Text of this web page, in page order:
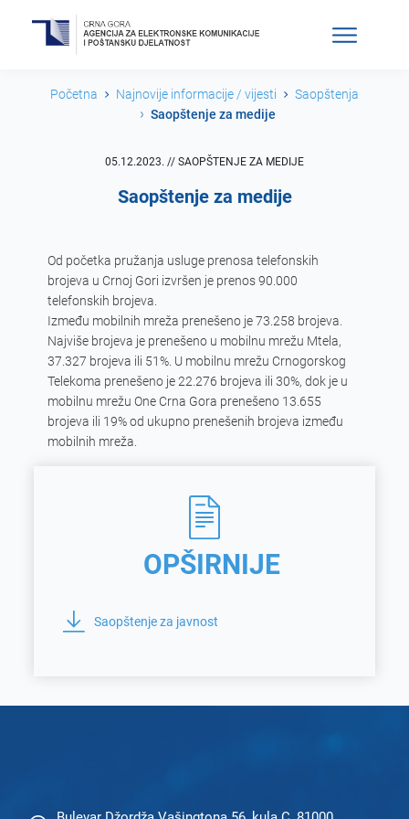
Početna Najnovije informacije / vijesti
Saopštenja
Saopštenje za medije
05.12.2023. // SAOPŠTENJE ZA MEDIJE
Saopštenje za medije
Od početka pružanja usluge prenosa telefonskih
brojeva u Crnoj Gori izvršen je prenos 90.000
telefonskih brojeva.
Između mobilnih mreža prenešeno je 73.258 brojeva.
Najviše brojeva je prenešeno u mobilnu mrežu Mtela,
37.327 brojeva ili 51%. U mobilnu mrežu Crnogorskog
Telekoma prenešeno je 22.276 brojeva ili 30%, dok je u
mobilnu mrežu One Crna Gora prenešeno 13.655
brojeva ili 19% od ukupno prenešenih brojeva između
mobilnih mreža.
OPŠIRNIJE
Saopštenje za javnost